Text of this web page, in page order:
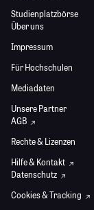
Studienplatzbörse
Über uns
Impressum
Für Hochschulen
Mediadaten
Unsere Partner
AGB
Rechte & Lizenzen
Hilfe & Kontakt
Datenschutz
Cookies & Tracking